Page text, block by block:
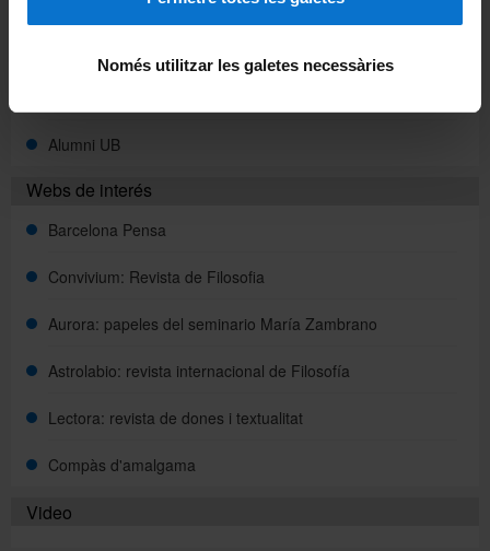
Només utilitzar les galetes necessàries
Alumni UB
Webs de interés
Barcelona Pensa
Convivium: Revista de Filosofia
Aurora: papeles del seminario María Zambrano
Astrolabio: revista internacional de Filosofía
Lectora: revista de dones i textualitat
Compàs d'amalgama
Video